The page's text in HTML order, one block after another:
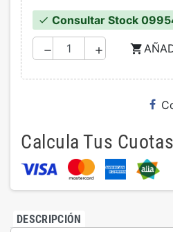
check Consultar Stock
remove add shopping_cart
Calcula Tus Cuotas
DESCRIPCIÓN